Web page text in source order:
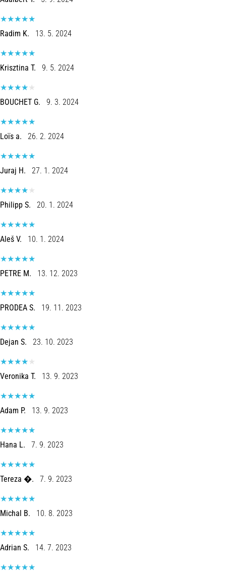
um
problema
saúde
muito
comum
que…
Mostrar
todos
artigos
Radim K. 13. 5. 2024
Krisztina T. 9. 5. 2024
BOUCHET G. 9. 3. 2024
Loïs a. 26. 2. 2024
Juraj H. 27. 1. 2024
Philipp S. 20. 1. 2024
Aleš V. 10. 1. 2024
PETRE M. 13. 12. 2023
PRODEA S. 19. 11. 2023
Dejan S. 23. 10. 2023
Veronika T. 13. 9. 2023
Adam P. 13. 9. 2023
Hana L. 7. 9. 2023
Tereza �. 7. 9. 2023
Michal B. 10. 8. 2023
Adrian S. 14. 7. 2023